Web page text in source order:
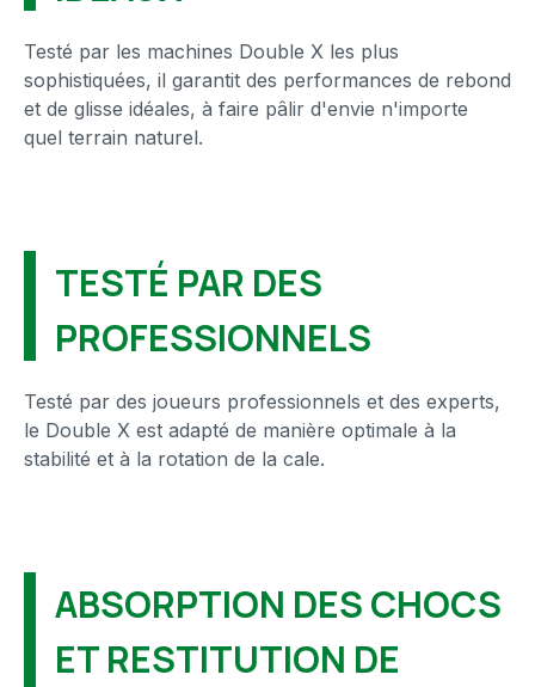
Testé par les machines Double X les plus
sophistiquées, il garantit des performances de rebond
et de glisse idéales, à faire pâlir d'envie n'importe
quel terrain naturel.
TESTÉ PAR DES
PROFESSIONNELS
Testé par des joueurs professionnels et des experts,
le Double X est adapté de manière optimale à la
stabilité et à la rotation de la cale.
ABSORPTION DES CHOCS
ET RESTITUTION DE